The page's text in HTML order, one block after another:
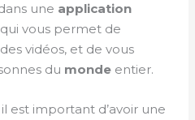
une application
vous permet de
vidéos, et de vous
du monde entier.
est important d’avoir une